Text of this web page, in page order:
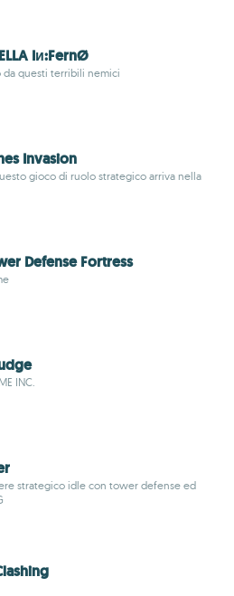
Iи:FernØ
da questi terribili nemici
Invasion
gioco di ruolo strategico arriva nella
Defense Fortress
INC.
strategico idle con tower defense ed